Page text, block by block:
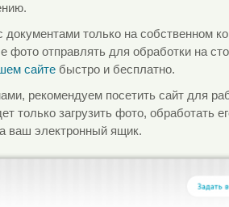
только на собственном
отправлять для обработки на
сайтебыстро и бесплатно.
рекомендуем посетить сайт для
только загрузить фото, обработать
ваш электронный ящик.